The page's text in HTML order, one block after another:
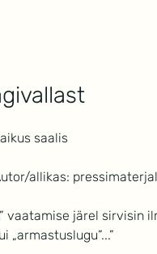
saalis
allikas:
vaatamise järel sirvisin